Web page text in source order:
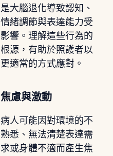
是大腦退化導致認知、
情緒調節與表達能力受
影響。理解這些行為的
根源，有助於照護者以
更適當的方式應對。
焦慮與激動
病人可能因對環境的不
熟悉、無法清楚表達需
求或身體不適而產生焦